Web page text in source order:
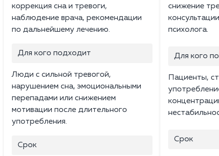
коррекция сна и тревоги,
наблюдение врача, рекомендации
по дальнейшему лечению.
Для кого подходит
Люди с сильной тревогой,
нарушением сна, эмоциональными
перепадами или снижением
мотивации после длительного
употребления.
Срок
снижение
психолога.
Для кого
Пациенты,
Срок